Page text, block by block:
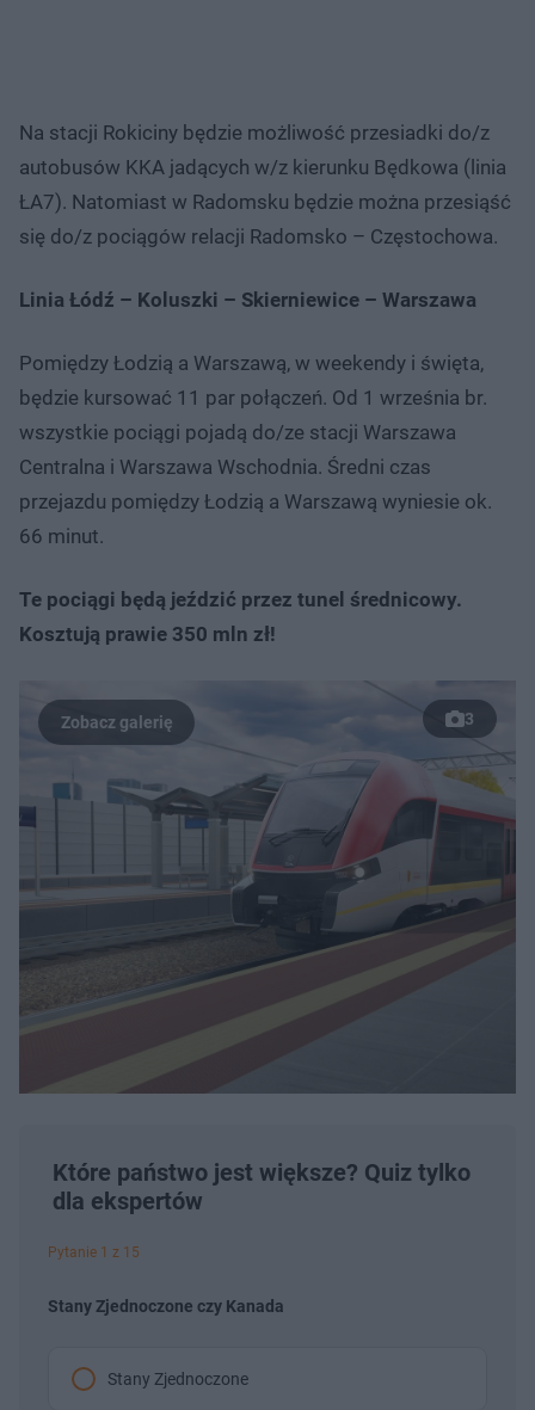
Na stacji Rokiciny będzie możliwość przesiadki do/z
autobusów KKA jadących w/z kierunku Będkowa (linia
ŁA7). Natomiast w Radomsku będzie można przesiąść
się do/z pociągów relacji Radomsko – Częstochowa.
Linia Łódź – Koluszki – Skierniewice – Warszawa
Pomiędzy Łodzią a Warszawą, w weekendy i święta,
będzie kursować 11 par połączeń. Od 1 września br.
wszystkie pociągi pojadą do/ze stacji Warszawa
Centralna i Warszawa Wschodnia. Średni czas
przejazdu pomiędzy Łodzią a Warszawą wyniesie ok.
66 minut.
Te pociągi będą jeździć przez tunel średnicowy.
Kosztują prawie 350 mln zł!
3
Które państwo jest większe? Quiz tylko
dla ekspertów
Pytanie 1 z 15
Stany Zjednoczone czy Kanada
Stany Zjednoczone